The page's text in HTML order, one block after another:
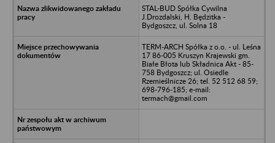
STAL-BUD Spółka Cywilna
J.Drozdalski, H. Będzitka -
Bydgoszcz, ul. Solna 18
TERM-ARCH Spółka z o.o. - ul. Leśna
17 86-005 Kruszyn Krajewski gm.
Białe Błota lub Składnica Akt - 85-
758 Bydgoszcz; ul. Osiedle
Rzemieślnicze 26; tel. 52 512 68 59;
698-796-185; e-mail:
termach@gmail.com